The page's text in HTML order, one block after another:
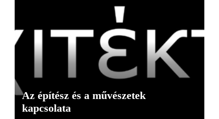
Az építész és a művészetek
kapcsolata